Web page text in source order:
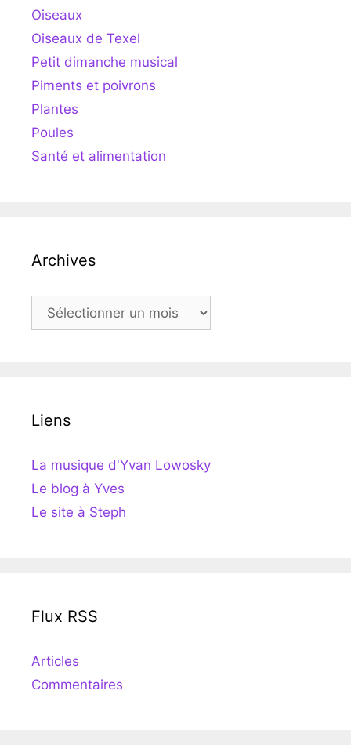
Oiseaux
Oiseaux de Texel
Petit dimanche musical
Piments et poivrons
Plantes
Poules
Santé et alimentation
Archives
Archives
Liens
La musique d'Yvan Lowosky
Le blog à Yves
Le site à Steph
Flux RSS
Articles
Commentaires